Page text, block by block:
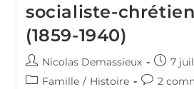
socialiste-
(1859-1940)
Auteur/autrice
de
Nicolas Demassieux
publiée :
7
PostFamille / Histoire 2